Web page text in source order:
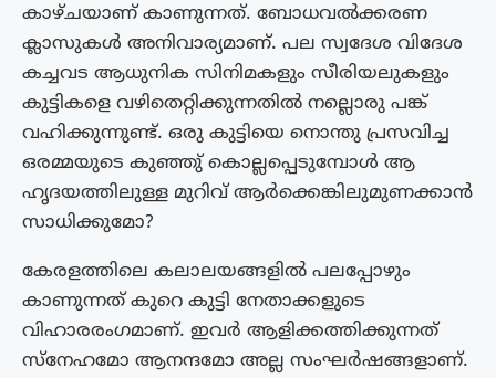
കാഴ്‌ചയാണ് കാണുന്നത്. ബോധവൽക്കരണ
ക്ലാസുകൾ അനിവാര്യമാണ്. പല സ്വദേശ വിദേശ
കച്ചവട ആധുനിക സിനിമകളും സീരിയലുകളും
കുട്ടികളെ വഴിതെറ്റിക്കുന്നതിൽ നല്ലൊരു പങ്ക്
വഹിക്കുന്നുണ്ട്. ഒരു കുട്ടിയെ നൊന്തു പ്രസവിച്ച
ഒരമ്മയുടെ കുഞ്ഞു് കൊല്ലപ്പെടുമ്പോൾ ആ
ഹൃദയത്തിലുള്ള മുറിവ് ആർക്കെങ്കിലുമുണക്കാൻ
സാധിക്കുമോ?
കേരളത്തിലെ കലാലയങ്ങളിൽ പലപ്പോഴും
കാണുന്നത് കുറെ കുട്ടി നേതാക്കളുടെ
വിഹാരരംഗമാണ്. ഇവർ ആളിക്കത്തിക്കുന്നത്
സ്നേഹമോ ആനന്ദമോ അല്ല സംഘർഷങ്ങളാണ്.